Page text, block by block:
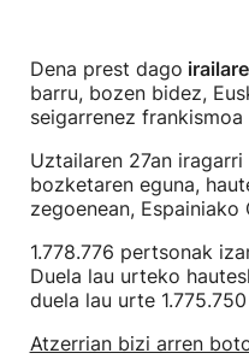
Dena prest dago
barru, bozen bidez,
seigarrenez
Uztailaren 27an iragarri
bozketaren eguna,
zegoenean,
1.778.776 pertsonak
Duela lau urteko
duela lau urte
Atzerrian bizi arren